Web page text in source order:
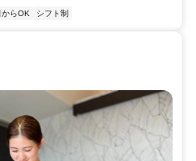
らOK シフト制